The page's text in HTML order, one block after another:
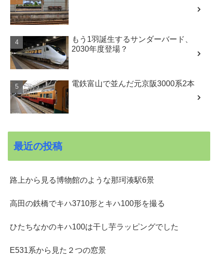
もう1羽誕生するサンダーバード、
2030年度登場？
電鉄富山で並んだ元京阪3000系2本
最近の投稿
路上から見る博物館のような那珂湊駅6景
高田の鉄橋でキハ3710形とキハ100形を撮る
ひたちなかのキハ100は干し芋ラッピングでした
E531系から見た２つの窓景